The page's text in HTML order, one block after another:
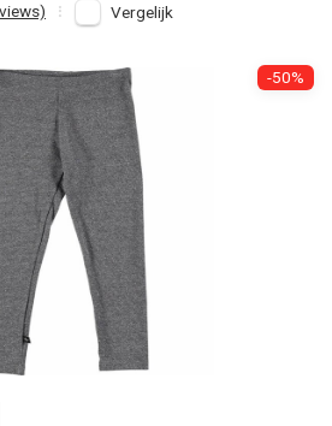
Vergelijk
-50%